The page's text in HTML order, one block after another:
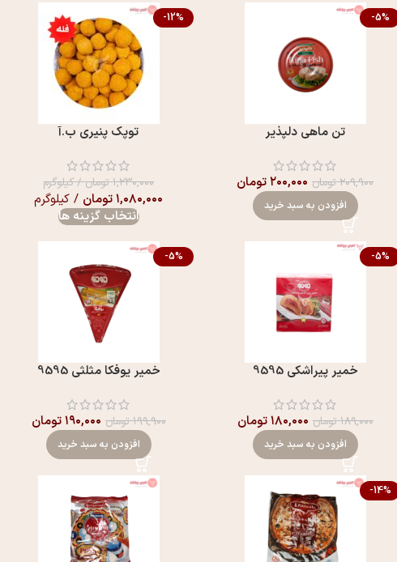
-5%
تن ماهی دلپذیر
۲۰۹,۹۰۰تومان ۲۰۰,۰۰۰تومان
افزودن به سبد خرید
-12%
توپک پنیری ب.آ
۱,۲۳۰,۰۰۰تومان/ کیلوگرم
۱,۰۸۰,۰۰۰تومان / کیلوگرم
انتخاب گزینه ها
-5%
خمير پيراشکی 9595
۱۸۹,۰۰۰تومان ۱۸۰,۰۰۰تومان
افزودن به سبد خرید
-5%
خمير یوفکا مثلثی 9595
۱۹۹,۹۰۰تومان ۱۹۰,۰۰۰تومان
افزودن به سبد خرید
-14%